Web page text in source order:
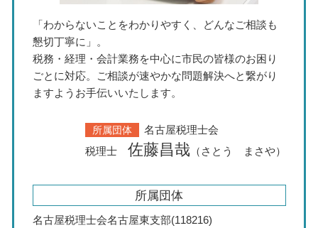
「わからないことをわかりやすく、どんなご相談も
懇切丁寧に」。
税務・経理・会計業務を中心に市民の皆様のお困り
ごとに対応。ご相談が速やかな問題解決へと繋がり
ますようお手伝いいたします。
所属団体
名古屋税理士会
税理士
佐藤昌哉 （さとう まさや）
所属団体
名古屋税理士会名古屋東支部(118216)